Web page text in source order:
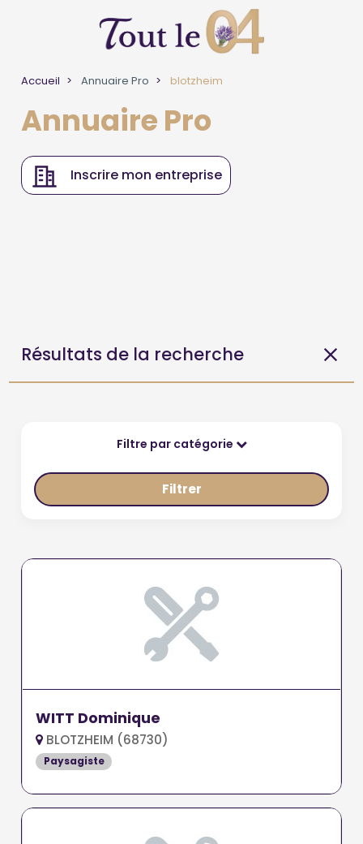
Accueil Annuaire Pro blotzheim
Annuaire Pro
Inscrire mon entreprise
Résultats de la recherche
Filtre par catégorie
Filtrer
WITT Dominique
BLOTZHEIM (68730)
Paysagiste